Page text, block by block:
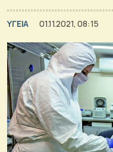
ΥΓΕΙΑ 01.11.2021, 08:15